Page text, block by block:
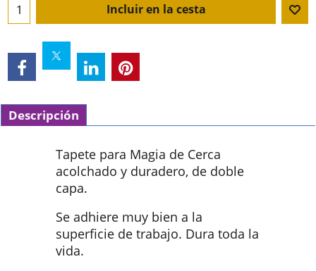
Incluir en la cesta
Descripción
Tapete para Magia de Cerca
acolchado y duradero, de doble
capa.
Se adhiere muy bien a la
superficie de trabajo. Dura toda la
vida.